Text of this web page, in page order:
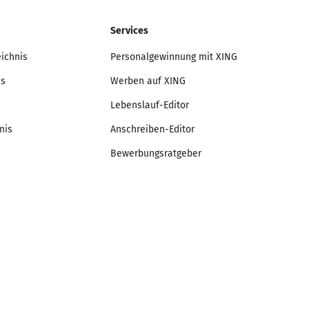
Services
Personalgewinnung mit XING
Werben auf XING
Lebenslauf-Editor
Anschreiben-Editor
Bewerbungsratgeber